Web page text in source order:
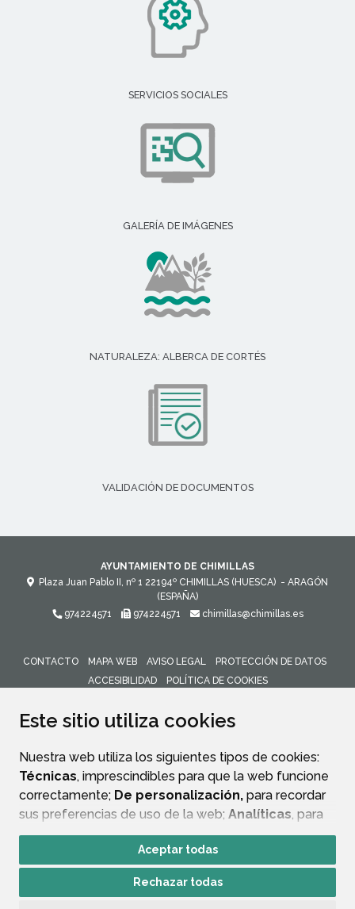
Este sitio utiliza cookies
Nuestra web utiliza los siguientes tipos de cookies:
Técnicas, imprescindibles para que la web funcione
correctamente; De personalización, para recordar
sus preferencias de uso de la web; Analíticas, para
mejorar el funcionamiento de la web y sus servicios.
Si acepta pulsando el botón“Aceptar todas”
consideramos que acepta su uso. Si pulsa el botón
Aceptar todas
Rechazar todas
SERVICIOS SOCIALES
GALERÍA DE IMÁGENES
NATURALEZA: ALBERCA DE CORTÉS
VALIDACIÓN DE DOCUMENTOS
AYUNTAMIENTO DE CHIMILLAS
Plaza Juan Pablo II, nº 1 22194º CHIMILLAS (HUESCA) - ARAGÓN
(ESPAÑA)
974224571
974224571 chimillas@chimillas.es
CONTACTO MAPA WEB AVISO LEGAL
PROTECCIÓN DE DATOS
ACCESIBILIDAD
POLÍTICA DE COOKIES